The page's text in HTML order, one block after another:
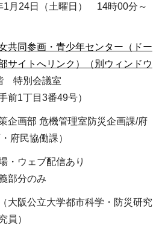
1月24日（土曜日） 14時00分～
共同参画・青少年センター（ドー
サイトへリンク）（別ウィンドウ
特別会議室
前1丁目3番49号）
企画部 危機管理室防災企画課/府
府民協働課）
・ウェブ配信あり
部分のみ
大阪公立大学都市科学・防災研究
員）